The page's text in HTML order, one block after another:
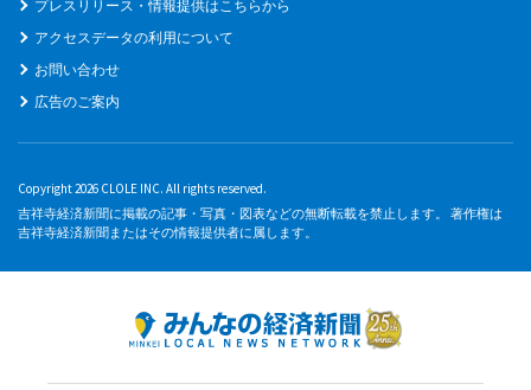
プレスリリース・情報提供はこちらから
アクセスデータの利用について
お問い合わせ
広告のご案内
Copyright 2026 CLOLE INC. All rights reserved.
吉祥寺経済新聞に掲載の記事・写真・図表などの無断転載を禁止します。 著作権は
吉祥寺経済新聞またはその情報提供者に属します。